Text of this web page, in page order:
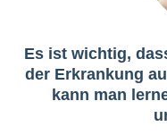
Es ist wichtig,
der Erkrankung
kann man